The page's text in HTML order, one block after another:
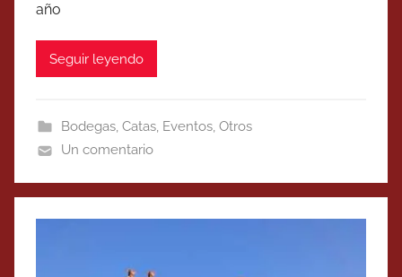
año
Seguir leyendo
Bodegas, Catas, Eventos, Otros
Un comentario